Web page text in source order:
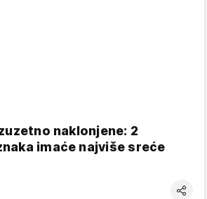
naklonjene: 2
imaće najviše sreće